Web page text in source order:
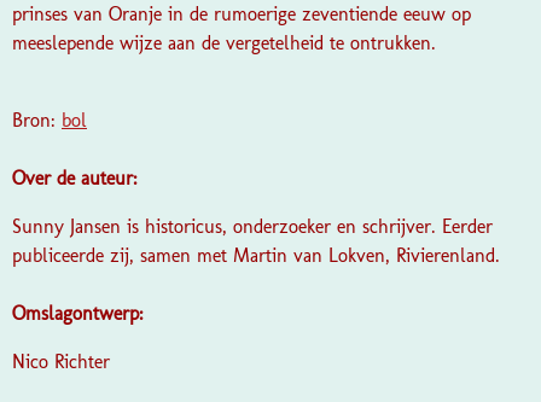
prinses van Oranje in de rumoerige zeventiende eeuw op
meeslepende wijze aan de vergetelheid te ontrukken.
Bron: bol
Over de auteur:
Sunny Jansen is historicus, onderzoeker en schrijver. Eerder
publiceerde zij, samen met Martin van Lokven, Rivierenland.
Omslagontwerp:
Nico Richter